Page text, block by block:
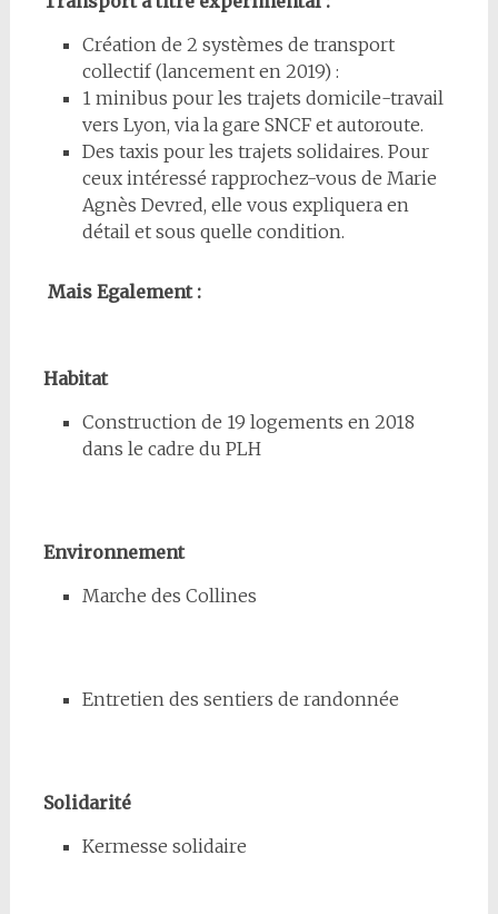
Création de 2 systèmes de transport
collectif (lancement en 2019) :
1 minibus pour les trajets domicile-travail
vers Lyon, via la gare SNCF et autoroute.
Des taxis pour les trajets solidaires. Pour
ceux intéressé rapprochez-vous de Marie
Agnès Devred, elle vous expliquera en
détail et sous quelle condition.
Mais Egalement :
Habitat
Construction de 19 logements en 2018
dans le cadre du PLH
Environnement
Marche des Collines
Entretien des sentiers de randonnée
Solidarité
Kermesse solidaire